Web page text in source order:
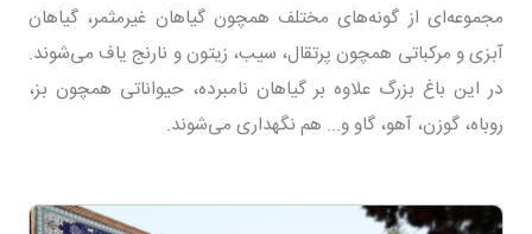
مجموعه‌ای از گونه‌های مختلف همچون گیاهان غیرمثمر، گیاهان
آبزی و مرکباتی همچون پرتقال، سیب، زیتون و نارنج یاف می‌شوند.
در این باغ بزرگ علاوه بر گیاهان نامبرده، حیواناتی همچون بز،
روباه، گوزن، آهو، گاو و... هم نگهداری می‌شوند.